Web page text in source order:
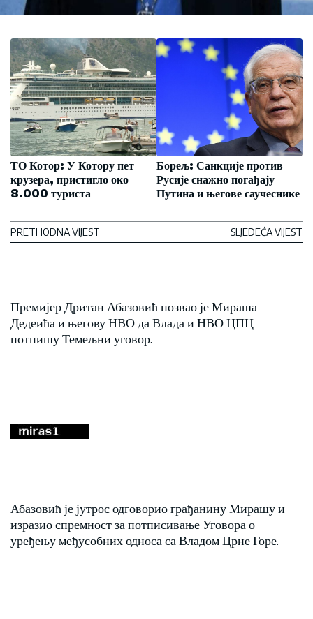
ТО Котор: У Котору пет
крузера, пристигло око
8.000 туриста
PRETHODNA VIJEST
Борељ: Санкције против
Русије снажно погађају
Путина и његове саучеснике
SLJEDEĆA VIJEST
Премијер Дритан Абазовић позвао је Мираша
Дедеића и његову НВО да Влада и НВО ЦПЦ
потпишу Темељни уговор.
Абазовић је јутрос одговорио грађанину Мирашу и
изразио спремност за потписивање Уговора о
уређењу међусобних односа са Владом Црне Горе.